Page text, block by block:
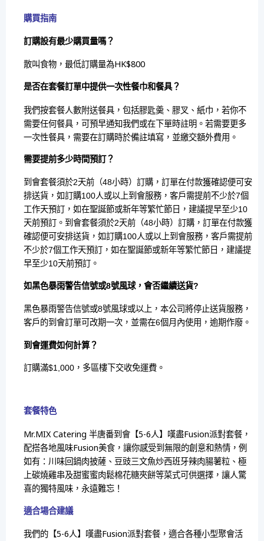
購買指南
訂購設有最少購買量嗎？
散叫食物，最低訂購量為HK$800
是否在套餐訂單中提供一次性餐巾和餐具？
我們按套餐人數附送餐具，包括膠匙羮、膠叉、紙巾，若你不
需要任何餐具，可預早通知我們或在下單時註明。若需要更多
一次性餐具，需要在訂購時於備註填寫，並繳交額外費用。
需要提前多少時間預訂？
到會套餐須於2天前（48小時）訂購，訂單在付款獲確認便可安
排送貨，如訂購100人或以上到會服務，客戶需提前不少於7個
工作天預訂，如在聖誕節或新年等繁忙節日，建議提早至少10
天前預訂。​到會套餐須於2天前（48小時）訂購，訂單在付款獲
確認便可安排送貨，如訂購100人或以上到會服務，客戶需提前
不少於7個工作天預訂，如在聖誕節或新年等繁忙節日，建議提
早至少10天前預訂。​
如黑色暴雨警告信號或8號風球，會否繼續送貨?
黑色暴雨警告信號或8號風球或以上，本公司將停止送貨服務，
客戶的到會訂單可改期一次，並需在6個月內使用，逾期作廢。
到會運費如何計算？
訂購滿$1,000，多區樓下交收免運費。
套餐特色
Mr.MIX Catering 半唐番到會【5-6人】嘆盡Fusion派對套餐，
配搭各地風味Fusion美食，讓你感受到無限的創意和熱情，例
如有：川味回鍋肉披薩、豆豉三文魚炒西班牙辣肉腸薯粒、極
上碳燒雞串及甜蜜蜜肉鬆棉花糖夾餅等菜式可供選擇，讓人驚
喜的獨特風味，永遠難忘！
適合場合建議
我們的【5-6人】嘆盡Fusion派對套餐，適合各種小型聚會活